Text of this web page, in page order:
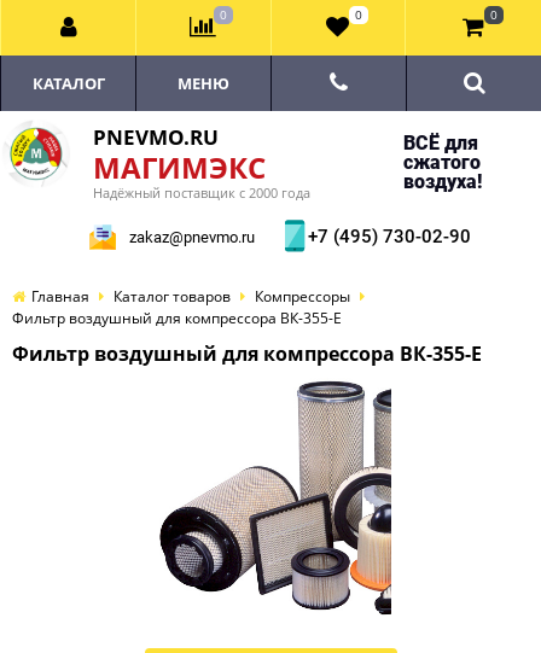
PNEVMO.RU
МАГИМЭКС
Надёжный поставщик с 2000 года
ВСЁ для
сжатого
воздуха!
zakaz@pnevmo.ru +7 (495) 730-02-90
КАТАЛОГ МЕНЮ
Главная Каталог товаров
Компрессоры
Фильтр воздушный для компрессора ВК-355-E
Фильтр воздушный для компрессора ВК-355-E
0 0 0